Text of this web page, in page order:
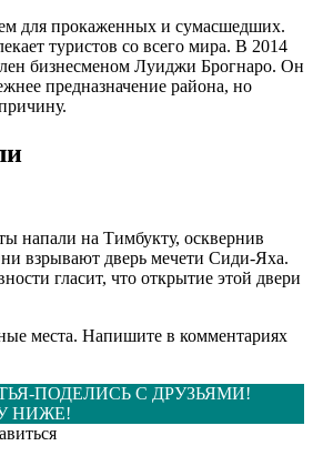
для прокаженных и сумасшедших.
туристов со всего мира. В 2014
бизнесменом Луиджи Брогнаро. Он
предназначение района, но
напали на Тимбукту, осквернив
взрывают дверь мечети Сиди-Яха.
гласит, что открытие этой двери
места. Напишите в комментариях
ПОДЕЛИСЬ С ДРУЗЬЯМИ!
НИЖЕ!